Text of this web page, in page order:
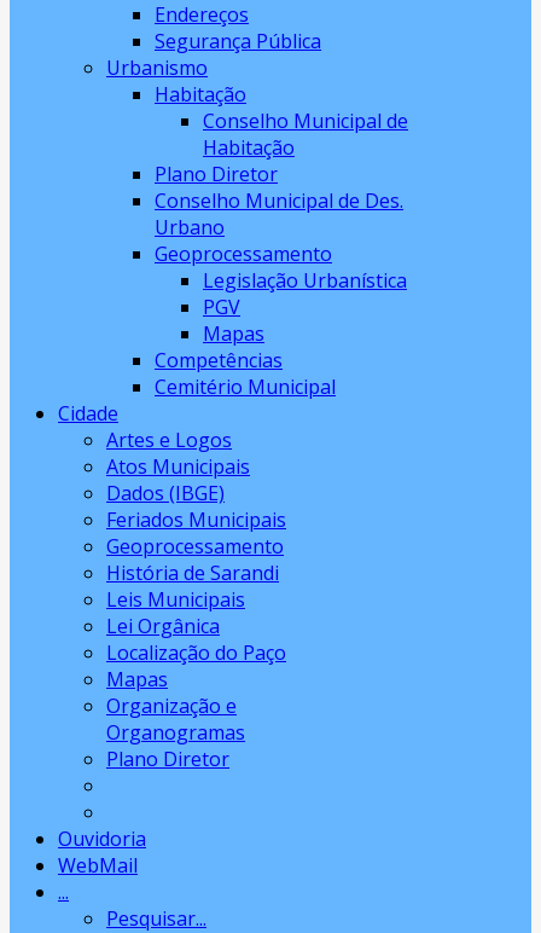
Endereços
Segurança Pública
Urbanismo
Habitação
Conselho Municipal de
Habitação
Plano Diretor
Conselho Municipal de Des.
Urbano
Geoprocessamento
Legislação Urbanística
PGV
Mapas
Competências
Cemitério Municipal
Cidade
Artes e Logos
Atos Municipais
Dados (IBGE)
Feriados Municipais
Geoprocessamento
História de Sarandi
Leis Municipais
Lei Orgânica
Localização do Paço
Mapas
Organização e
Organogramas
Plano Diretor
Ouvidoria
WebMail
...
Pesquisar...